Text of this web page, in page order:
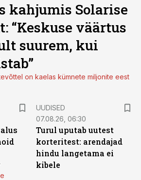
kahjumis Solarise
“Keskuse väärtus
suurem, kui
on kaelas kümnete miljonite eest
UUDISED
07.08.26, 06:30
Turul uputab uutest
korteritest: arendajad
hindu langetama ei
kibele